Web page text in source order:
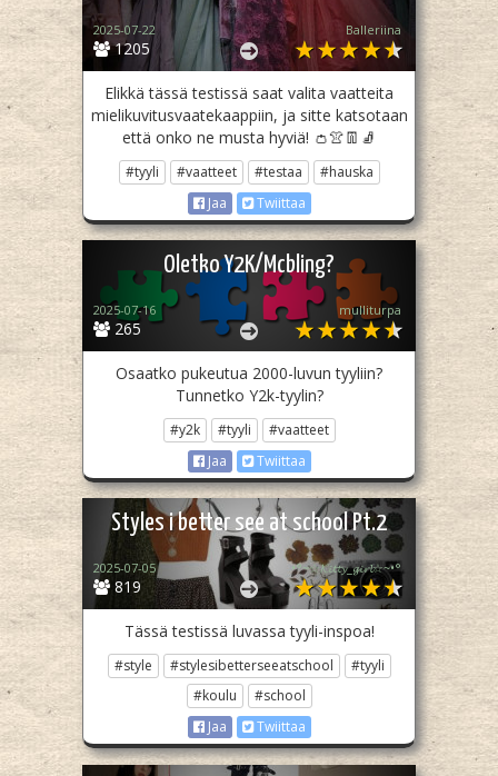
1205
2025-07-22 Balleriina
Elikkä tässä testissä saat valita vaatteita
mielikuvitusvaatekaappiin, ja sitte katsotaan
että onko ne musta hyviä! 👛👚👖🧦
#tyyli #vaatteet #testaa
#hauska
Jaa
Twiittaa
Oletko Y2K/Mcbling?
265
2025-07-16 mulliturpa
Osaatko pukeutua 2000-luvun tyyliin?
Tunnetko Y2k-tyylin?
#y2k #tyyli
#vaatteet
Jaa
Twiittaa
Styles i better see at school Pt.2
819
2025-07-05 •°~☆𝓚𝓲𝓽𝓽𝔂_𝓰𝓲𝓻𝓵☆~•°
Tässä testissä luvassa tyyli-inspoa!
#style #stylesibetterseeatschool
#tyyli
#koulu
#school
Jaa
Twiittaa